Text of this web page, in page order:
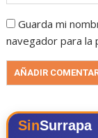
Guarda mi
navegador para la
SinSurrapa